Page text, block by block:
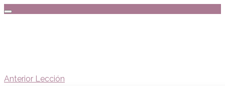
Anterior Lección